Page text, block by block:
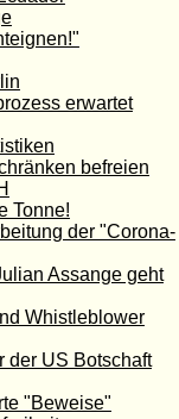
erwartet
befreien
Tonne!
der "Corona-
Assange geht
Whistleblower
der US Botschaft
"Beweise"